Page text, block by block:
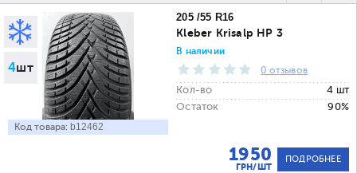
4шт
Код товара: b12462
205 /55 R16
Kleber Krisalp HP 3
В наличии
0 отзывов
Кол-во
4 шт
Остаток
90%
1950
ГРН/ШТ
ПОДРОБНЕЕ